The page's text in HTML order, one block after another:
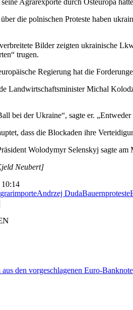
Agrarexporte durch Osteuropa
die polnischen Proteste haben
Bilder zeigten ukrainische
trugen.
Regierung hat die
Landwirtschaftsminister Michal
bei der Ukraine“, sagte er.
dass die Blockaden ihre
Wolodymyr Selenskyj sagte
Neubert]
Andrzej DudaBauernproteste
aus den vorgeschlagenen Euro-